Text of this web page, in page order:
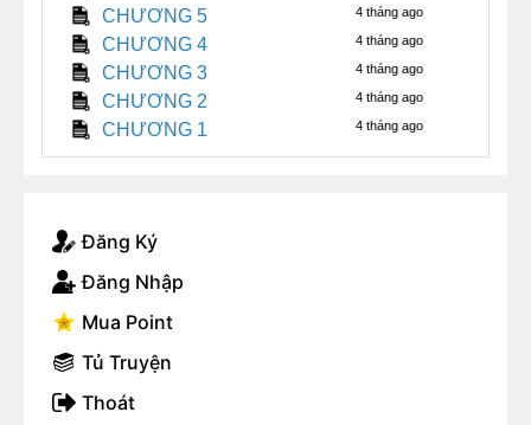
Thầy hướng dẫn đứng ở cửa, biểu cảm khó mà nói
CHƯƠNG 5 4 tháng ago
CHƯƠNG 4 4 tháng ago
CHƯƠNG 3 4 tháng ago
CHƯƠNG 2 4 tháng ago
CHƯƠNG 1 4 tháng ago
Đăng Ký
Đăng Nhập
Mua Point
Tủ Truyện
Thoát